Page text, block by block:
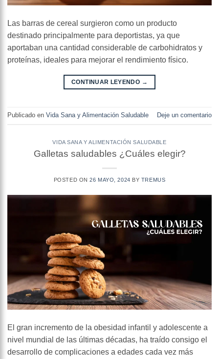
Las barras de cereal surgieron como un producto
destinado principalmente para deportistas, ya que
aportaban una cantidad considerable de carbohidratos y
proteínas, ideales para mejorar el rendimiento físico.
CONTINUAR LEYENDO →
Publicado en Vida Sana y Alimentación Saludable Deje un comentario
VIDA SANA Y ALIMENTACIÓN SALUDABLE
Galletas saludables ¿Cuáles elegir?
POSTED ON26 MAYO, 2024 BY TREMUS
El gran incremento de la obesidad infantil y adolescente a
nivel mundial de las últimas décadas, ha traído consigo el
desarrollo de complicaciones a edades cada vez más